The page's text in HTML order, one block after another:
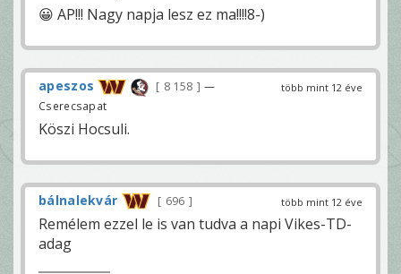
😀 AP!!! Nagy napja lesz ez ma!!!!8-)
több mint 12 éve
apeszos 8 158
—
Cserecsapat
Köszi Hocsuli.
több mint 12 éve
bálnalekvár 696
Remélem ezzel le is van tudva a napi Vikes-TD-
adag